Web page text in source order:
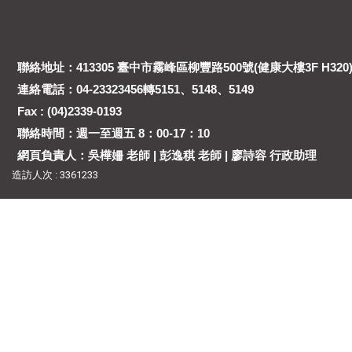
聯絡地址：413305 臺中市霧峰區柳豐路500號(健康大樓3F H320)
連絡電話：04-23323456轉5151、5148、5149
Fax : (04)2339-0193
聯絡時間：週一至週五 8：00-17：10
網頁負責人：吳樺姍 老師 | 彭逸稘 老師 | 廖詩容 行政助理
造訪人次 : 3361233